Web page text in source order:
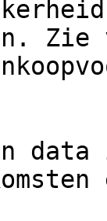
Zie
data